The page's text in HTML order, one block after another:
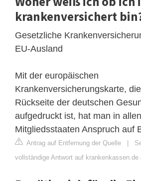
krankenversichert
Gesetzliche
EU-Ausland
Mit der europäischen
Krankenversicherungskarte,
Rückseite der deutschen
aufgedruckt ist, hat man in allen
Mitgliedsstaaten Anspruch auf
Antrag auf Entfernung der Quelle |
vollständige Antwort auf krankenkassen.de